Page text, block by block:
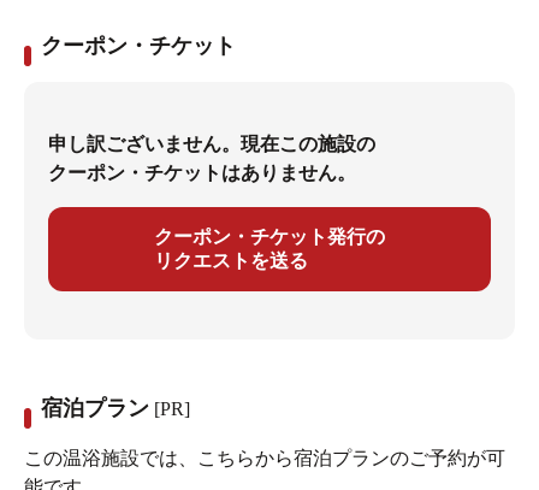
クーポン・チケット
申し訳ございません。現在この施設の
クーポン・チケットはありません。
クーポン・チケット発行の
リクエストを送る
宿泊プラン [PR]
この温浴施設では、こちらから宿泊プランのご予約が可